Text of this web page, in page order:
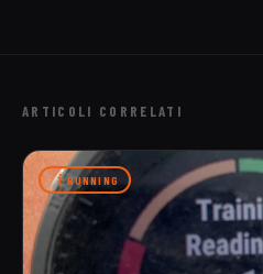
ARTICOLI CORRELATI
RUNNING